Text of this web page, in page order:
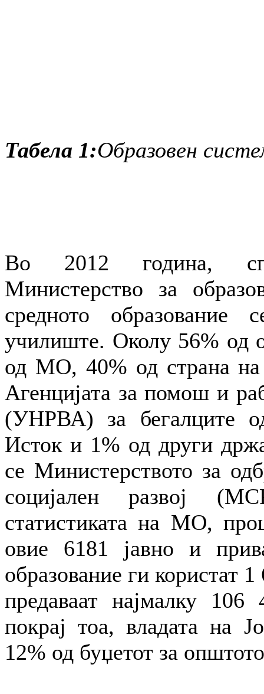
Табела 1:Образовен
Во 2012 година,
Министерство за
средното
училиште. Околу 56% од
од МО, 40% од страна на
Агенцијата за помош и
(УНРВА) за бегалците
Исток и 1% од други
се Министерството за
социјален развој
статистиката на МО,
овие 6181 јавно и
образование ги користат
предаваат најмалку
покрај тоа, владата на
12% од буџетот за